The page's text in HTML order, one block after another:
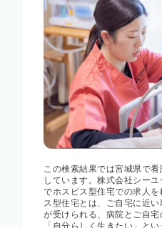
この検索結果では宮城県で
しています。株式会社シー
でホスピス型住宅での求人
ス型住宅とは、ご自宅に近
が受けられる、病院とご自宅